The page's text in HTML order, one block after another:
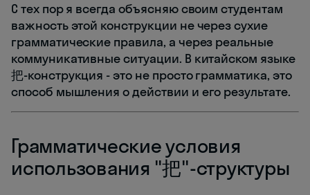
С тех пор я всегда объясняю своим студентам
важность этой конструкции не через сухие
грамматические правила, а через реальные
коммуникативные ситуации. В китайском языке
把-конструкция - это не просто грамматика, это
способ мышления о действии и его результате.
Грамматические условия
использования "把"-структуры